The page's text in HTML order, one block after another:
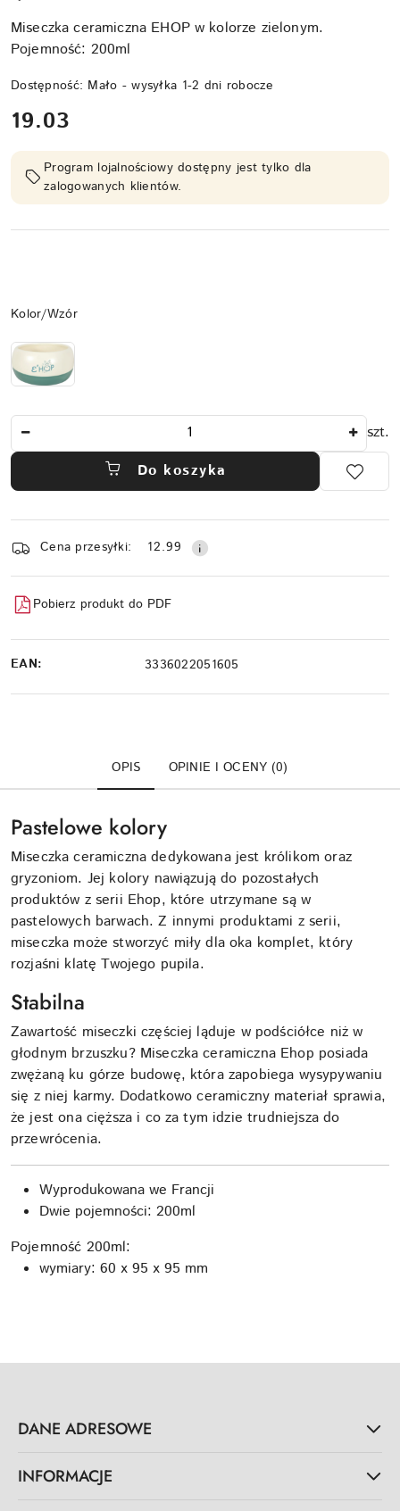
Miseczka ceramiczna EHOP w kolorze zielonym.
Pojemność: 200ml
Dostępność: Mało - wysyłka 1-2 dni robocze
cena:
19.03
Program lojalnościowy dostępny jest tylko dla
zalogowanych klientów.
Wariant
Kolor/Wzór
szt.
Do koszyka
Dostępność
i
dostawa
Cena przesyłki: 12.99
Pobierz produkt do PDF
EAN: 3336022051605
OPIS OPINIE I OCENY (0)
Pastelowe kolory
Miseczka ceramiczna dedykowana jest królikom oraz
gryzoniom. Jej kolory nawiązują do pozostałych
produktów z serii Ehop, które utrzymane są w
pastelowych barwach. Z innymi produktami z serii,
miseczka może stworzyć miły dla oka komplet, który
rozjaśni klatę Twojego pupila.
Stabilna
Zawartość miseczki częściej ląduje w podściółce niż w
głodnym brzuszku? Miseczka ceramiczna Ehop posiada
zwężaną ku górze budowę, która zapobiega wysypywaniu
się z niej karmy. Dodatkowo ceramiczny materiał sprawia,
że jest ona cięższa i co za tym idzie trudniejsza do
przewrócenia.
Wyprodukowana we Francji
Dwie pojemności: 200ml
Pojemność 200ml:
wymiary: 60 x 95 x 95 mm
DANE ADRESOWE
INFORMACJE